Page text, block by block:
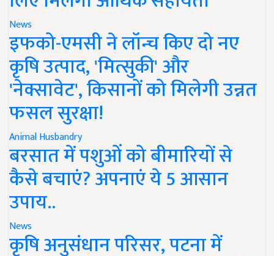
News
इफको-एमसी ने लॉन्च किए दो नए
कृषि उत्पाद, 'मित्सुकी' और
'नेक्सावेट', किसानों को मिलेगी उन्नत
फसल सुरक्षा!
Animal Husbandry
बरसात में पशुओं को बीमारियों से
कैसे बचाएं? अपनाएं ये 5 आसान
उपाय..
News
कृषि अनुसंधान परिसर, पटना में